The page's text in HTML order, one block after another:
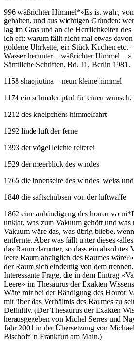
996 wäßrichter Himmel*«Es ist wahr,
gehalten, und aus wichtigen Gründen:
lag im Gras und an die Herrlichkeiten des
ich oft: warum fällt nicht mal etwas davon
goldene Uhrkette, ein Stück Kuchen etc.
Wasser herunter – wäßrichter Himmel –
Sämtliche Schriften, Bd. 11, Berlin 1981.
1158 shaojiutina – neun kleine himmel
1174 ein schmaler pfad für einen
1212 des kneipchens himmelfahrt
1292 linde luft der ferne
1393 der vögel leichte reiterei
1529 der meerblick des windes
1765 die innenseite des windes, weiss
1840 die saftschubsen von der luftwaffe
1862 eine anbändigung des horror vacui*
unklar, was zum Vakuum gehört und was
Vakuum wäre das, was übrig bliebe,
entfernte. Aber was fällt unter dieses
das Raum darunter, so dass ein absolutes
leere Raum abzüglich des Raumes
der Raum sich eindeutig von dem
Interessante Frage, die in dem Eintrag
Leere» im Thesaurus der Exakten
Wäre mir bei der Bändigung des Horror
mir über das Verhältnis des Raumes zu
Definitiv. (Der Thesaurus der Exakten
herausgegeben von Michel Serres und
Jahr 2001 in der Übersetzung von
Bischoff in Frankfurt am Main.)